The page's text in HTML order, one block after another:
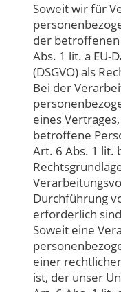
Soweit wir für
der
Abs. 1 lit. a EU-
(DSGVO) als
Bei der
eines
betroffene
Art. 6 Abs. 1 lit.
Durchführung
erforderlich
Soweit eine
einer
ist, der unser